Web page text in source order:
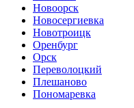
Новоорск
Новосергиевка
Новотроицк
Оренбург
Орск
Переволоцкий
Плешаново
Пономаревка